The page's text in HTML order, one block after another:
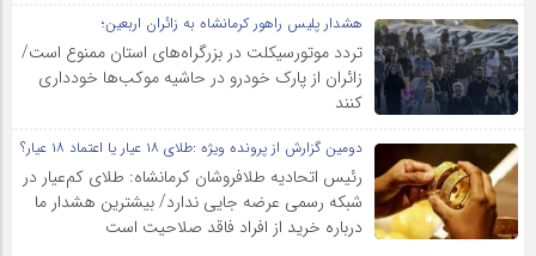
هشدار پلیس راهور کرمانشاه به زائران اربعین؛
تردد موتورسیکلت در بزرگراه‌های استان ممنوع است/
زائران از پارک خودرو در حاشیه موکب‌ها خودداری
کنند
دومین گزارش از پرونده ویژه :طلای ۱۸ عیار یا اعتماد ۱۸ عیار؟
رئیس اتحادیه طلافروشان کرمانشاه: طلای کم‌عیار در
شبکه رسمی عرضه جایی ندارد/ بیشترین هشدار ما
درباره خرید از افراد فاقد صلاحیت است